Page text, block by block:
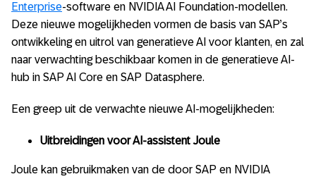
Enterprise-software en NVIDIA AI Foundation-modellen.
Deze nieuwe mogelijkheden vormen de basis van SAP’s
ontwikkeling en uitrol van generatieve AI voor klanten, en zal
naar verwachting beschikbaar komen in de generatieve AI-
hub in SAP AI Core en SAP Datasphere.
Een greep uit de verwachte nieuwe AI-mogelijkheden:
Uitbreidingen voor AI-assistent Joule
Joule kan gebruikmaken van de door SAP en NVIDIA